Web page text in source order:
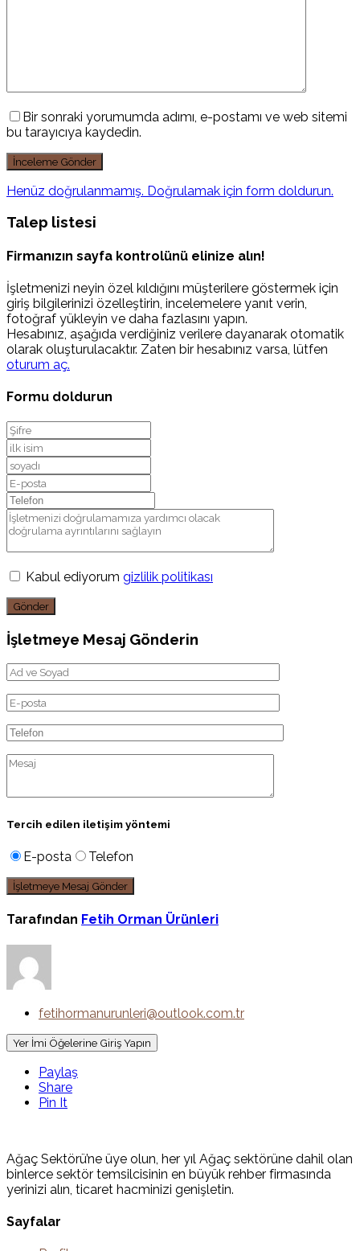
Bir sonraki yorumumda adımı, e-postamı ve web sitemi
bu tarayıcıya kaydedin.
Henüz doğrulanmamış. Doğrulamak için form doldurun.
Talep listesi
Firmanızın sayfa kontrolünü elinize alın!
İşletmenizi neyin özel kıldığını müşterilere göstermek için
giriş bilgilerinizi özelleştirin, incelemelere yanıt verin,
fotoğraf yükleyin ve daha fazlasını yapın.
Hesabınız, aşağıda verdiğiniz verilere dayanarak otomatik
olarak oluşturulacaktır. Zaten bir hesabınız varsa, lütfen
oturum aç.
Formu doldurun
Kabul ediyorum gizlilik politikası
Gönder
İşletmeye Mesaj Gönderin
Tercih edilen iletişim yöntemi
E-posta Telefon
Tarafından Fetih Orman Ürünleri
fetihormanurunleri@outlook.com.tr
Yer İmi Öğelerine Giriş Yapın
Paylaş
Share
Pin It
Ağaç Sektörü’ne üye olun, her yıl Ağaç sektörüne dahil olan
binlerce sektör temsilcisinin en büyük rehber firmasında
yerinizi alın, ticaret hacminizi genişletin.
Sayfalar